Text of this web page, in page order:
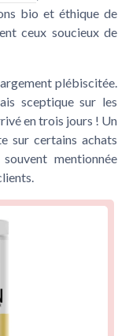
bio et éthique de
ceux soucieux de
plébiscitée.
sceptique sur les
en trois jours ! Un
sur certains achats
mentionnée